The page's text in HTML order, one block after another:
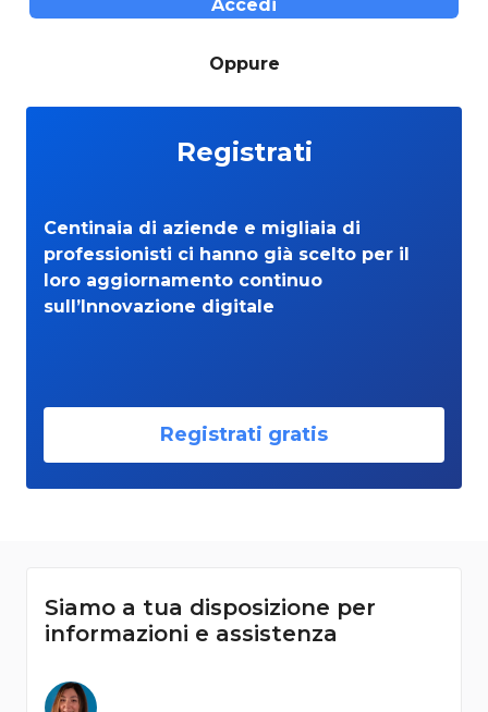
Accedi
Oppure
Registrati
Centinaia di aziende e migliaia di
professionisti ci hanno già scelto per il
loro aggiornamento continuo
sull’Innovazione digitale
Registrati gratis
Siamo a tua disposizione per
informazioni e assistenza